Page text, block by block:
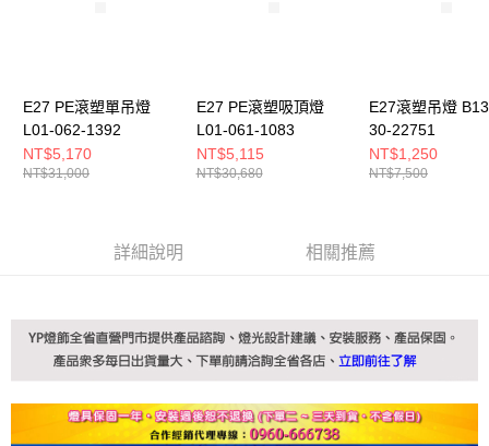
３．未成年的使用者請事先徵得法定代理人或監護人之同意方可使用
「AFTEE先享後付」，若未經同意申辦者引起之損失，本公司不負相關責
任。
４．使用「AFTEE先享後付」時，將依據個別帳號之用戶狀況，依本公司即
時審查核予不同之上限額度；若仍有額度不足之情形，本公司將視審查結果
E27 PE滾塑單吊燈
L01-062-1392
NT$5,170
NT$31,000
E27 PE滾塑吸頂燈
L01-061-1083
NT$5,115
NT$30,680
E27滾塑吊燈
30-22751
NT$1,250
NT$7,500
詳細說明 相關推薦